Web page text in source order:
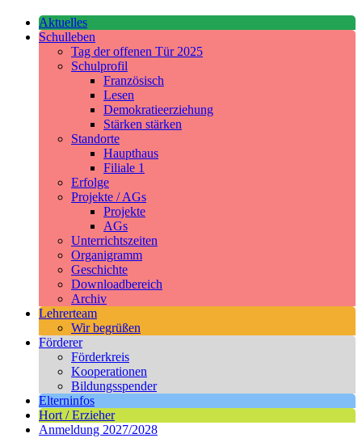
Aktuelles
Schulleben
Tag der offenen Tür 2025
Schulprofil
Französisch
Lesen
Demokratieerziehung
Stärken stärken
Standorte
Haupthaus
Filiale 1
Erfolge
Projekte / AGs
Projekte
AGs
Unterrichtszeiten
Organigramm
Geschichte
Downloadbereich
Archiv
Lehrerteam
Wir begrüßen
Förderer
Förderkreis
Kooperationen
Bildungsspender
Elterninfos
Hort / Erzieher
Anmeldung 2027/2028